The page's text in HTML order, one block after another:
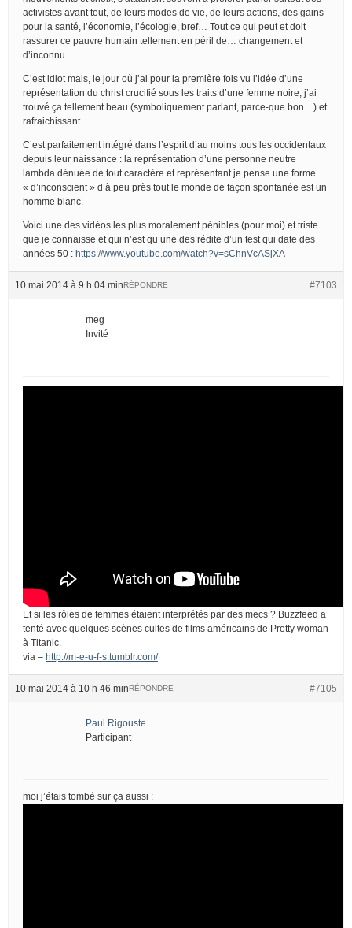
activistes avant tout, de leurs modes de vie, de leurs actions, des gains
pour la santé, l’économie, l’écologie, bref… Tout ce qui peut et doit
rassurer ce pauvre humain tellement en péril de… changement et
d’inconnu.
C’est idiot mais, le jour où j’ai pour la première fois vu l’idée d’une
représentation du christ crucifié sous les traits d’une femme noire, j’ai
trouvé ça tellement beau (symboliquement parlant, parce-que bon…) et
rafraichissant.
C’est parfaitement intégré dans l’esprit d’au moins tous les occidentaux
depuis leur naissance : la représentation d’une personne neutre
lambda dénuée de tout caractère et représentant je pense une forme
« d’inconscient » d’à peu près tout le monde de façon spontanée est un
homme blanc.
Voici une des vidéos les plus moralement pénibles (pour moi) et triste
que je connaisse et qui n’est qu’une des rédite d’un test qui date des
années 50 : https://www.youtube.com/watch?v=sChnVcASjXA
10 mai 2014 à 9 h 04 min #7103
RÉPONDRE
meg
Invité
Et si les rôles de femmes étaient interprétés par des mecs ? Buzzfeed a
tenté avec quelques scènes cultes de films américains de Pretty woman
à Titanic.
via – http://m-e-u-f-s.tumblr.com/
10 mai 2014 à 10 h 46 min #7105
RÉPONDRE
Paul Rigouste
Participant
moi j’étais tombé sur ça aussi :